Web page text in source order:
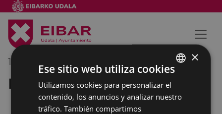
18/05/2022
Reunión externa BASQUE
SPANISH
×
Ese sitio web utiliza cookies
Utilizamos cookies para personalizar el
contenido, los anuncios y analizar nuestro
tráfico. También compartimos